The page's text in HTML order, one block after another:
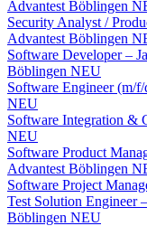
Advantest Böblingen
Security Analyst /
Advantest Böblingen
Software Developer –
Böblingen NEU
Software Engineer (m/
NEU
Software Integration &
NEU
Software Product
Advantest Böblingen
Software Project
Test Solution Engineer
Böblingen NEU